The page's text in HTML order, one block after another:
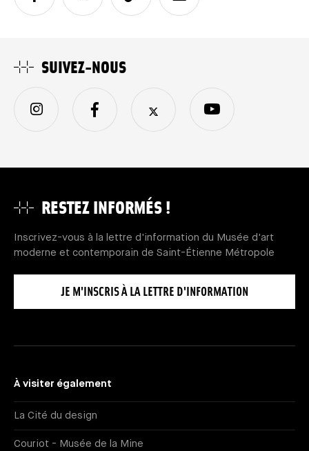
RESTEZ INFORMÉS !
Inscrivez-vous à la lettre d'information du Musée d'art
moderne et contemporain de Saint-Étienne Métropole
JE M'INSCRIS À LA LETTRE D'INFORMATION
À visiter également
La Cité du design
Couriot - Musée de la Mine
SUIVEZ-NOUS